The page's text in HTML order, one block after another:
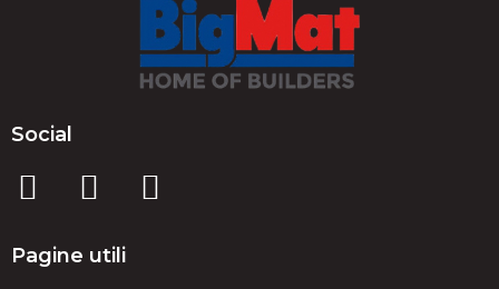
Social
Pagine utili